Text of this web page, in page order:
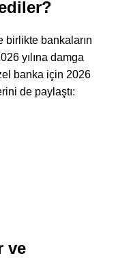
birlikte bankaların
yılına damga
banka için 2026
de paylaştı:
ve